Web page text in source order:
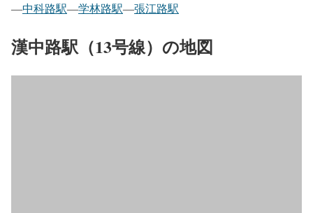
―中科路駅―学林路駅―張江路駅
漢中路駅（13号線）の地図